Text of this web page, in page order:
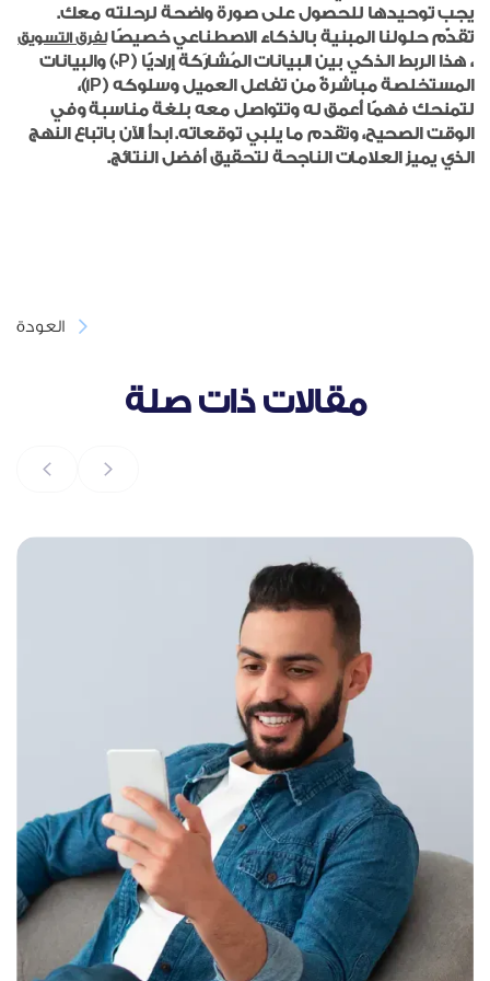
يجب توحيدها للحصول على صورة واضحة لرحلته معك.
تقدّم حلولنا المبنية بالذكاء الاصطناعي خصيصًالفرق التسويق
، هذا الربط الذكي بين البيانات المُشارَكة إراديًا (0P) والبيانات
المستخلصة مباشرةً من تفاعل العميل وسلوكه (1P)،
لتمنحك فهمًا أعمق له وتتواصل معه بلغة مناسبة وفي
الوقت الصحيح، وتقدم ما يلبي توقعاته. ابدأ الآن باتباع النهج
الذي يميز العلامات الناجحة لتحقيق أفضل النتائج.
العودة
مقالات ذات صلة